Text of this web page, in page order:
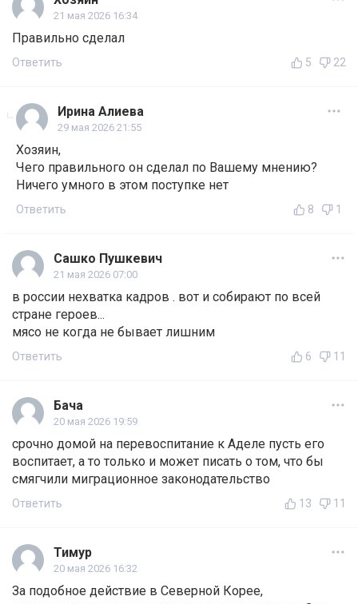
21 мая 2026 16:34
Правильно сделал
Ответить 5 22
Ирина Алиева
29 мая 2026 21:55
Хозяин,
Чего правильного он сделал по Вашему мнению?
Ничего умного в этом поступке нет
Ответить 8 1
Сашко Пушкевич
21 мая 2026 07:00
в россии нехватка кадров . вот и собирают по всей
стране героев...
мясо не когда не бывает лишним
Ответить 6 11
Бача
20 мая 2026 19:59
срочно домой на перевоспитание к Аделе пусть его
воспитает, а то только и может писать о том, что бы
смягчили миграционное законодательство
Ответить 13 11
Тимур
20 мая 2026 16:32
За подобное действие в Северной Корее,